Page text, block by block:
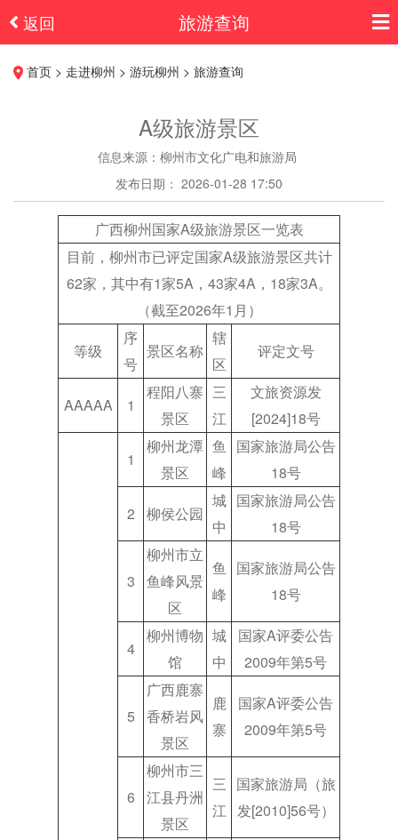
返回 旅游查询
首页 > 走进柳州 > 游玩柳州 > 旅游查询
A级旅游景区
信息来源：柳州市文化广电和旅游局
发布日期： 2026-01-28 17:50
广西柳州国家A级旅游景区一览表
目前，柳州市已评定国家A级旅游景区共计
62家，其中有1家5A，43家4A，18家3A。
（截至2026年1月）
等级
序
号
景区名称
辖
区
评定文号
AAAAA 1
程阳八寨
景区
三
江
文旅资源发
[2024]18号
1
柳州龙潭
景区
鱼
峰
国家旅游局公告
18号
2
柳侯公园
城
中
国家旅游局公告
18号
3
柳州市立
鱼峰风景
区
鱼
峰
国家旅游局公告
18号
4
柳州博物
馆
城
中
国家A评委公告
2009年第5号
5
广西鹿寨
香桥岩风
景区
鹿
寨
国家A评委公告
2009年第5号
6
柳州市三
江县丹洲
景区
三
江
国家旅游局（旅
发[2010]56号）